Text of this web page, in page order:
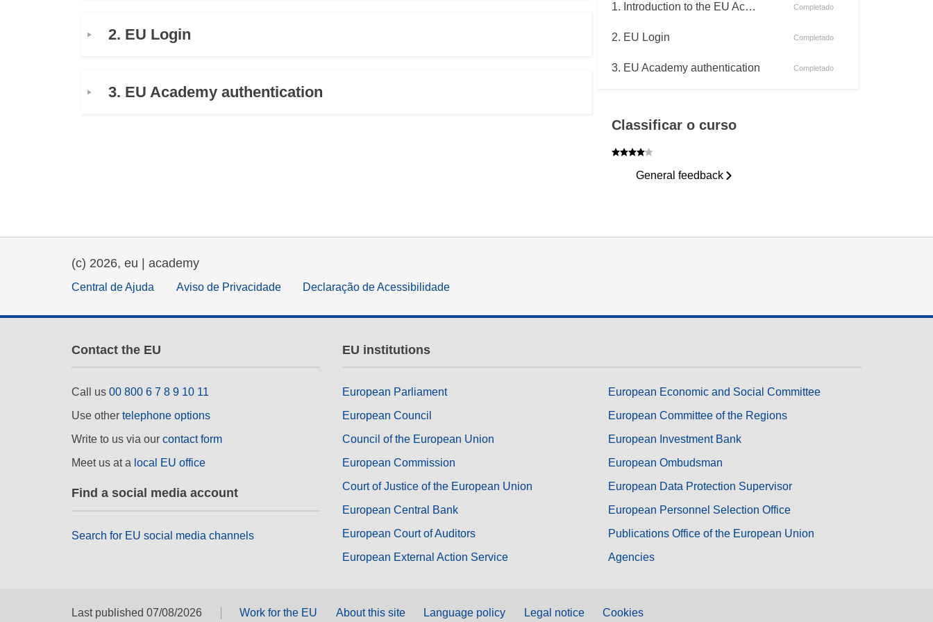
transporte e infraestrutura
2. EU Login
3. EU Academy authentication
1. Introduction to the EU Academy Completado
2. EU Login Completado
3. EU Academy authentication Completado
Classificar o curso
General feedback
(c) 2026, eu | academy
Central de Ajuda Aviso de Privacidade Declaração de Acessibilidade
Contact the EU
Call us 00 800 6 7 8 9 10 11
Use other telephone options
Write to us via our contact form
Meet us at a local EU office
Find a social media account
Search for EU social media channels
EU institutions
European Parliament
European Council
Council of the European Union
European Commission
Court of Justice of the European Union
European Central Bank
European Court of Auditors
European External Action Service
European Economic and Social Committee
European Committee of the Regions
European Investment Bank
European Ombudsman
European Data Protection Supervisor
European Personnel Selection Office
Publications Office of the European Union
Agencies
Last published 07/08/2026 Work for the EU About this site Language policy Legal notice Cookies